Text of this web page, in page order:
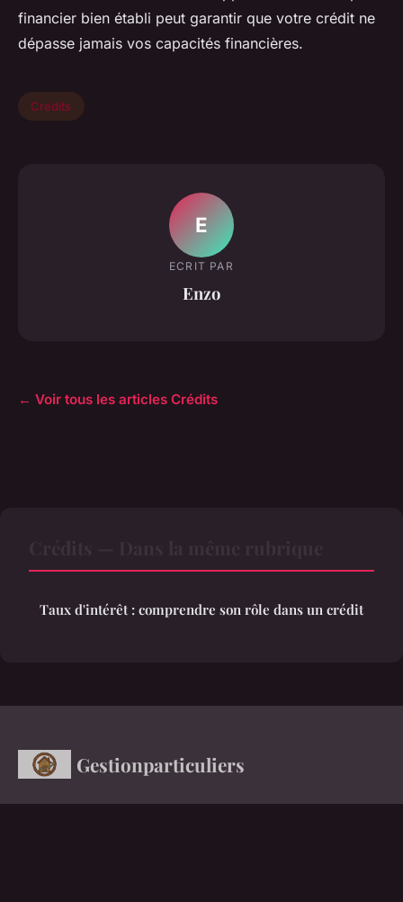
financier bien établi peut garantir que votre crédit ne
dépasse jamais vos capacités financières.
Crédits
E
ECRIT PAR
Enzo
← Voir tous les articles Crédits
Taux d'intérêt : comprendre son rôle dans un crédit
Gestionparticuliers